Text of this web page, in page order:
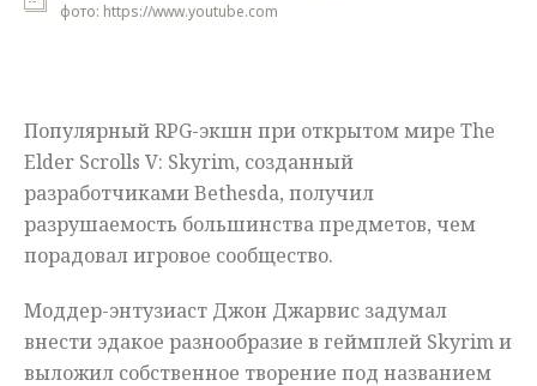
Происшествия
фото: https://www.youtube.com
Популярный RPG-экшн при открытом мире The
Elder Scrolls V: Skyrim, созданный
разработчиками Bethesda, получил
разрушаемость большинства предметов, чем
порадовал игровое сообщество.
Моддер-энтузиаст Джон Джарвис задумал
внести эдакое разнообразие в геймплей Skyrim и
выложил собственное творение под названием